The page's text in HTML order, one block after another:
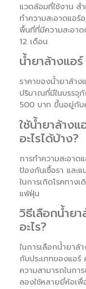
แวดล้อมที่ใช้งาน ส
ทำความสะอาดแอ
พื้นที่ที่มีความสะอา
12 เดือน
น้ำยาล้างแอร์
ราคาของน้ำยาล้า
ปริมาณที่มีในบรรจุ
500 บาท ขึ้นอยู่กั
ใช้น้ำยาล้าง
อะไรได้บ้าง?
การทำความสะอาด
ป้องกันเชื้อรา และ
ในการเกิดโรคทาง
แพ้ฝุ่น
วิธีเลือกน้ำย
อะไร?
ในการเลือกน้ำยาล้
กับประเภทของแอ
ความสามารถในกา
ลองใช้หลายยี่ห้อเพื่